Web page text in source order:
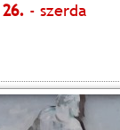
- szerda